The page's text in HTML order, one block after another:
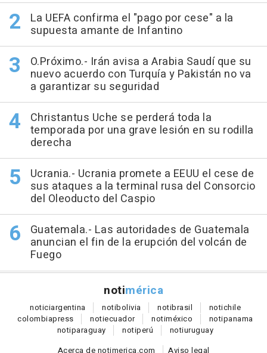
La UEFA confirma el "pago por cese" a la
supuesta amante de Infantino
O.Próximo.- Irán avisa a Arabia Saudí que su
nuevo acuerdo con Turquía y Pakistán no va
a garantizar su seguridad
Christantus Uche se perderá toda la
temporada por una grave lesión en su rodilla
derecha
Ucrania.- Ucrania promete a EEUU el cese de
sus ataques a la terminal rusa del Consorcio
del Oleoducto del Caspio
Guatemala.- Las autoridades de Guatemala
anuncian el fin de la erupción del volcán de
Fuego
notimérica
noticiargentina notibolivia notibrasil notichile
colombiapress notiecuador notiméxico notipanama
notiparaguay notiperú notiuruguay
Acerca de notimerica.com
Aviso legal